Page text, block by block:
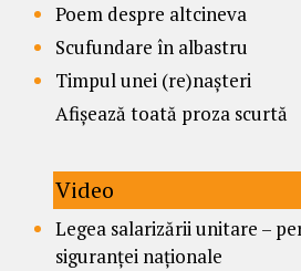
Poem despre altcineva
Scufundare în albastru
Timpul unei (re)nașteri
Afișează toată proza scurtă
Video
Legea salarizării unitare –
siguranței naționale